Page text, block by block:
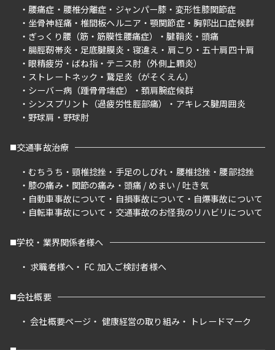
腰痛症
腰椎分離症 ジャンパー膝
変形性膝関節症
坐骨神経痛
椎間板ヘルニア 顎関節症
胸郭出口症候群
ぎっくり腰（筋・筋膜性腰痛症）
腱鞘炎
頭痛
腸脛靭帯炎
足底腱膜炎 寝違え 肩こり
五十肩四十肩
眼精疲労
ばね指
テニス肘（外側上顆炎）
ストレートネック
鵞足炎（がそくえん）
シーバー病（踵骨骨端症）
頚肩腕症候群
シンスプリント（過疲労性脛部痛）
アキレス腱周囲炎
野球肩
野球肘
交通事故治療
むちうち
頸椎捻挫 手足のしびれ 腰椎捻挫
腰部捻挫
膝の痛み
関節の痛み
頭痛 / めまい / 吐き気
自動車事故について
自損事故について
自爆事故について
自転車事故について
交通事故のお怪我のリハビリについて
学校・業界関係者様へ
求職者様へ
FC 加入ご検討者様へ
会社概要
会社概要ページ
健康経営の取り組み トレードマーク